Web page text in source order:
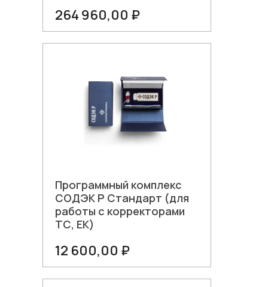
В корзину
264 960,00 ₽
В корзину
Программный комплекс
СОДЭК Р Стандарт (для
работы с корректорами
ТС, ЕК)
12 600,00 ₽